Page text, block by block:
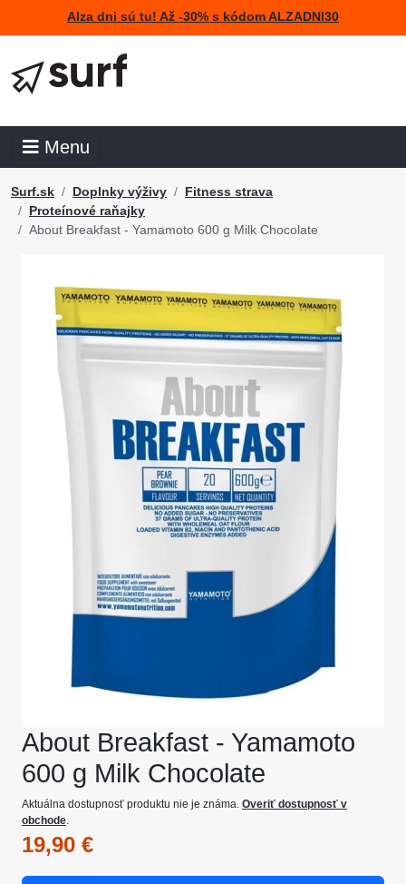
Alza dni sú tu! Až -30% s kódom ALZADNI30
Menu
Surf.sk Doplnky výživy
Fitness strava
Proteínové raňajky
About Breakfast - Yamamoto 600 g Milk Chocolate
About Breakfast - Yamamoto
600 g Milk Chocolate
Aktuálna dostupnosť produktu nie je známa. Overiť dostupnosť v
obchode.
19,90 €